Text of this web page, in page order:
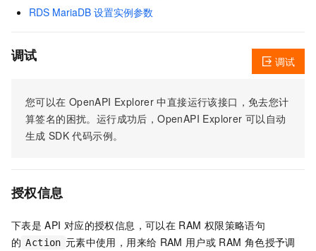
RDS MariaDB 设置实例参数
调试
您可以在 OpenAPI Explorer 中直接运行该接口，免去您计
算签名的困扰。运行成功后，OpenAPI Explorer 可以自动
生成 SDK 代码示例。
调试
授权信息
下表是 API 对应的授权信息，可以在 RAM 权限策略语句
的 Action 元素中使用，用来给 RAM 用户或 RAM 角色授予调